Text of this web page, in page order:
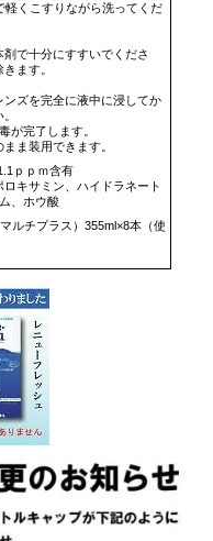
軽くこすりながら洗ってくだ
で十分にすすいでくださ
ます。
ズを完全に液中に浸してか
が完了します。
ま装用できます。
ｐｐｍ含有
キサミン、ハイドラネート
、ホウ酸
ルチプラス）355ml×8本（使